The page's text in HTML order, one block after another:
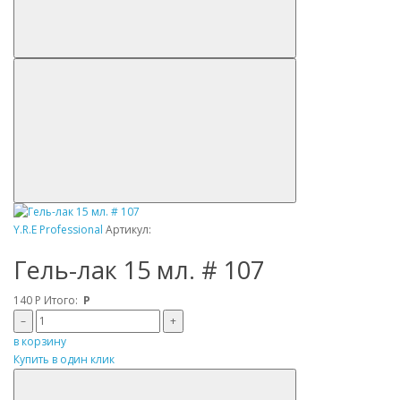
Y.R.E Professional Артикул:
Гель-лак 15 мл. # 107
140 Р Итого: Р
–
+
в корзину
Купить в один клик